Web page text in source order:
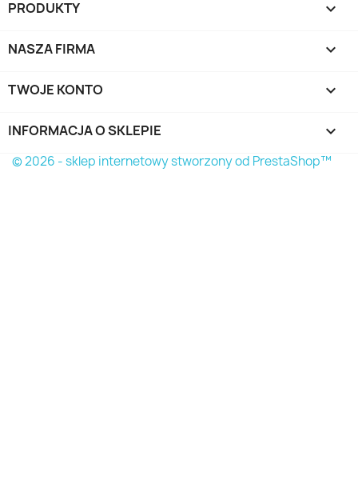
PRODUKTY 
NASZA FIRMA 
TWOJE KONTO 
INFORMACJA O SKLEPIE keyboard_arrow_down
© 2026 - sklep internetowy stworzony od PrestaShop™